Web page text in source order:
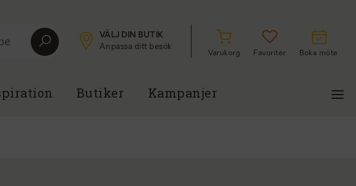
VÄLJ DIN BUTIK
Anpassa ditt besök
Varukorg Favoriter Boka möte
Butiker Kampanjer